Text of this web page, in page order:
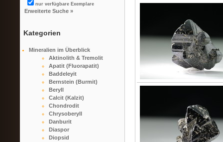
nur verfügbare Exemplare
Erweiterte Suche »
Kategorien
Mineralien im Überblick
Aktinolith & Tremolit
Apatit (Fluorapatit)
Baddeleyit
Bernstein (Burmit)
Beryll
Calcit (Kalzit)
Chondrodit
Chrysoberyll
Danburit
Diaspor
Diopsid